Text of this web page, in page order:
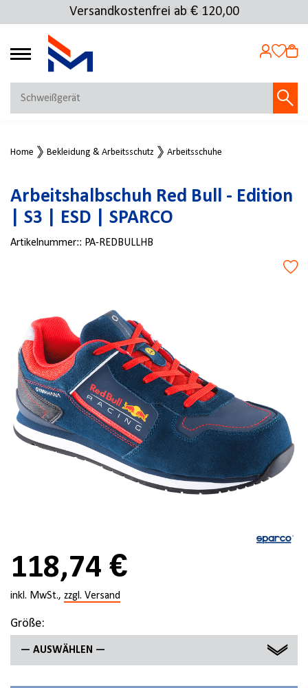
Über 25.000 Artikel
Versandkostenfrei ab € 120,00
4.69
MEIN KONTO
Jetzt anmelden
NEU BEI FMOSER?
Jetzt registrieren
Home Bekleidung & Arbeitsschutz Arbeitsschuhe
Arbeitshalbschuh Red Bull - Edition
| S3 | ESD | SPARCO
Artikelnummer:: PA-REDBULLHB
118,74 €
inkl. MwSt., zzgl. Versand
Größe:
— AUSWÄHLEN —